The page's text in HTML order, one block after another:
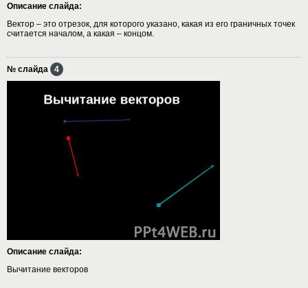
Описание слайда:
Вектор – это отрезок, для которого указано, какая из его граничных точек
считается началом, а какая – концом.
№ слайда 4
Описание слайда:
Вычитание векторов